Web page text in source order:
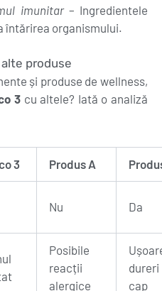
imunitar– Ingredientele
întărirea organismului.
alte produse
și produse de wellness,
3 cu altele? Iată o analiză
3 Produs A
Nu Da
Posibile
reacții
alergice
cap